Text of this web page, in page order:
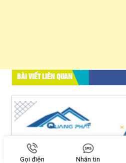
BÀI VIẾT LIÊN QUAN
Gọi điện Nhắn tin